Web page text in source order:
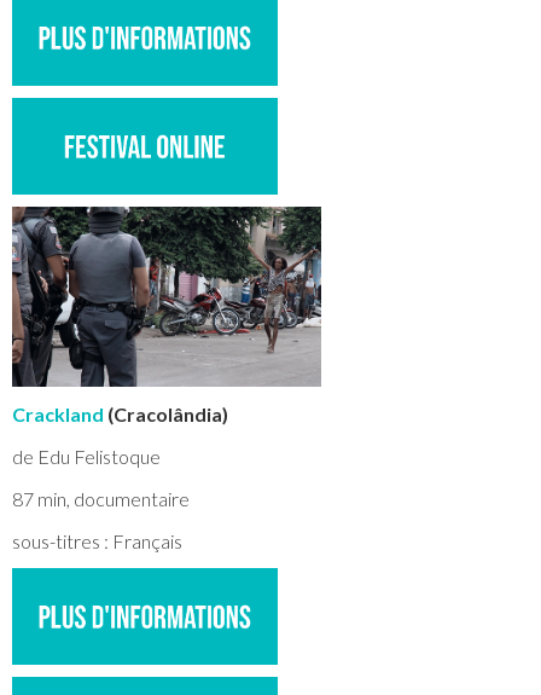
Crackland (Cracolândia)
de Edu Felistoque
87 min, documentaire
sous-titres : Français